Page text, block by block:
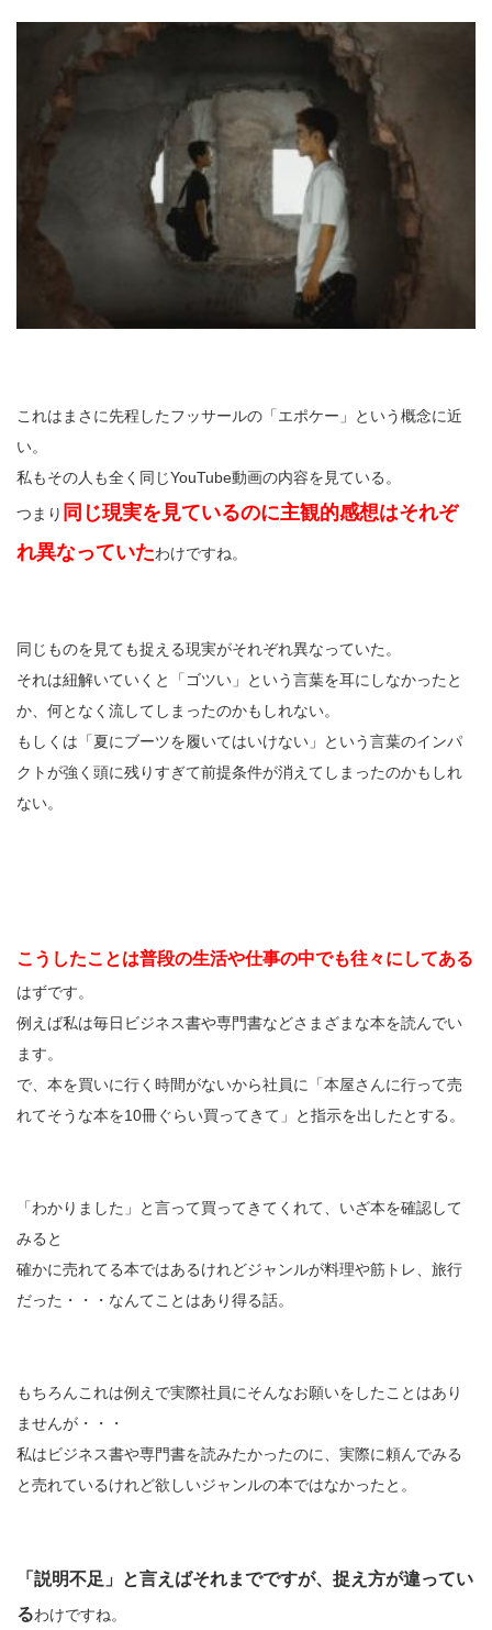
これはまさに先程したフッサールの「エポケー」という概念に近
い。
私もその人も全く同じYouTube動画の内容を見ている。
つまり 同じ現実を見ているのに主観的感想はそれぞ
れ異なっていたわけですね。
同じものを見ても捉える現実がそれぞれ異なっていた。
それは紐解いていくと「ゴツい」という言葉を耳にしなかったと
か、何となく流してしまったのかもしれない。
もしくは「夏にブーツを履いてはいけない」という言葉のインパ
クトが強く頭に残りすぎて前提条件が消えてしまったのかもしれ
ない。
こうしたことは普段の生活や仕事の中でも往々にしてある
はずです。
例えば私は毎日ビジネス書や専門書などさまざまな本を読んでい
ます。
で、本を買いに行く時間がないから社員に「本屋さんに行って売
れてそうな本を10冊ぐらい買ってきて」と指示を出したとする。
「わかりました」と言って買ってきてくれて、いざ本を確認して
みると
確かに売れてる本ではあるけれどジャンルが料理や筋トレ、旅行
だった・・・なんてことはあり得る話。
もちろんこれは例えで実際社員にそんなお願いをしたことはあり
ませんが・・・
私はビジネス書や専門書を読みたかったのに、実際に頼んでみる
と売れているけれど欲しいジャンルの本ではなかったと。
「説明不足」と言えばそれまでですが、捉え方が違ってい
るわけですね。